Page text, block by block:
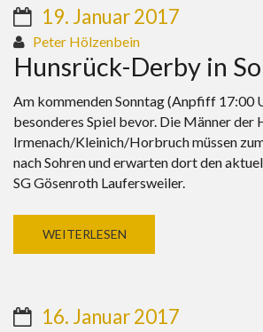
19. Januar 2017
Peter Hölzenbein
Hunsrück-Derby in
Am kommenden Sonntag (Anpfiff 17:00
besonderes Spiel bevor. Die Männer der
Irmenach/Kleinich/Horbruch müssen
nach Sohren und erwarten dort den
SG Gösenroth Laufersweiler.
WEITERLESEN
16. Januar 2017